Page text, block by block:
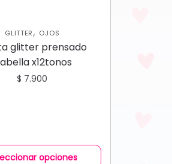
GLITTER, OJOS
glitter prensado
x12tonos
$ 7.900
opciones